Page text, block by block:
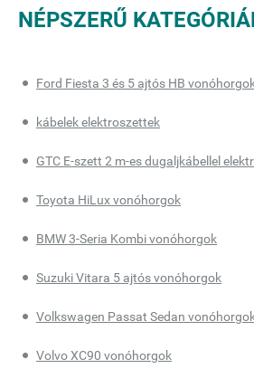
NÉPSZERŰ
Ford Fiesta 3 és 5 ajtós HB
kábelek elektroszettek
GTC E-szett 2 m-es dugaljkábellel
Toyota HiLux vonóhorgok
BMW 3-Seria Kombi vonóhorgok
Suzuki Vitara 5 ajtós vonóhorgok
Volkswagen Passat Sedan
Volvo XC90 vonóhorgok